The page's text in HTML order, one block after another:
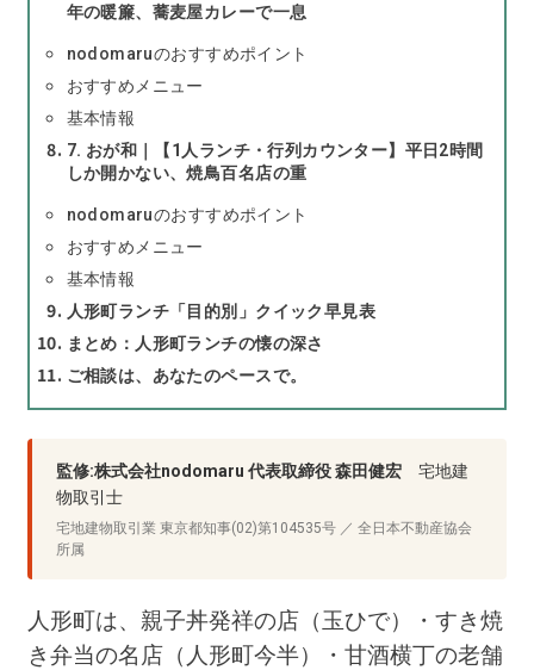
年の暖簾、蕎麦屋カレーで一息
nodomaruのおすすめポイント
おすすめメニュー
基本情報
7. おが和｜【1人ランチ・行列カウンター】平日2時間
しか開かない、焼鳥百名店の重
nodomaruのおすすめポイント
おすすめメニュー
基本情報
人形町ランチ「目的別」クイック早見表
まとめ：人形町ランチの懐の深さ
ご相談は、あなたのペースで。
監修:株式会社nodomaru 代表取締役 森田健宏宅地建
物取引士
宅地建物取引業 東京都知事(02)第104535号 ／ 全日本不動産協会
所属
人形町は、親子丼発祥の店（玉ひで）・すき焼
き弁当の名店（人形町今半）・甘酒横丁の老舗